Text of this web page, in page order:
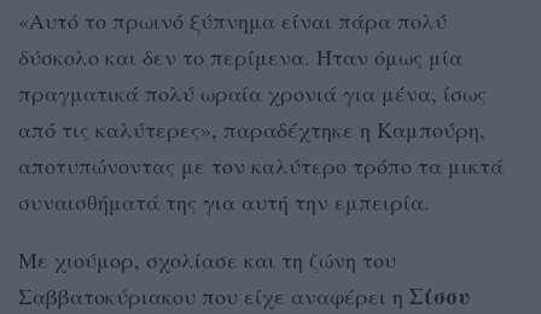
«Αυτό το πρωινό ξύπνημα είναι πάρα πολύ
δύσκολο και δεν το περίμενα. Ήταν όμως μία
πραγματικά πολύ ωραία χρονιά για μένα, ίσως
από τις καλύτερες», παραδέχτηκε η Καμπούρη,
αποτυπώνοντας με τον καλύτερο τρόπο τα μικτά
συναισθήματά της για αυτή την εμπειρία.
Με χιούμορ, σχολίασε και τη ζώνη του
Σαββατοκύριακου που είχε αναφέρει η Σίσσυ